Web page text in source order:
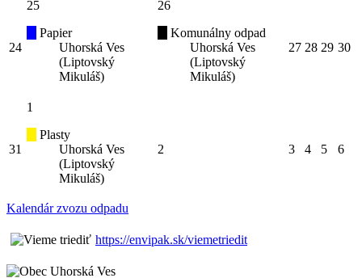
24
25
Papier
Uhorská Ves
(Liptovský
Mikuláš)
26
Komunálny odpad
Uhorská Ves
(Liptovský
Mikuláš)
27 28 29 30
31
1
Plasty
Uhorská Ves
(Liptovský
Mikuláš)
2 3 4 5 6
Kalendár zvozu odpadu
https://envipak.sk/viemetriedit